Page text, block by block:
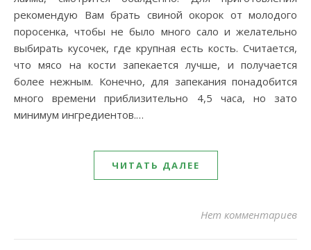
рекомендую Вам брать свиной окорок от молодого
поросенка, чтобы не было много сало и желательно
выбирать кусочек, где крупная есть кость. Считается,
что мясо на кости запекается лучше, и получается
более нежным. Конечно, для запекания понадобится
много времени приблизительно 4,5 часа, но зато
минимум ингредиентов.…
ЧИТАТЬ ДАЛЕЕ
Нет комментариев